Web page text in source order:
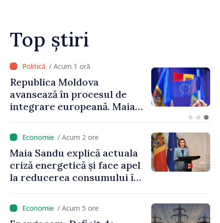
Top știri
/ Acum 40 minute
Linia electrică de 330 kV
Bălți–Dnestrovsk, grav
avariată în urma
/ Acum 2 ore
Maia Sandu explică actuala
criză energetică și face apel
la reducerea consumului în
putem menține prețurile la
un nivel mai mic”
/ Acum 5 ore